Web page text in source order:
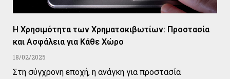
Η Χρησιμότητα των Χρηματοκιβωτίων: Προστασία
και Ασφάλεια για Κάθε Χώρο
18/02/2025
Στη σύγχρονη εποχή, η ανάγκη για προστασία